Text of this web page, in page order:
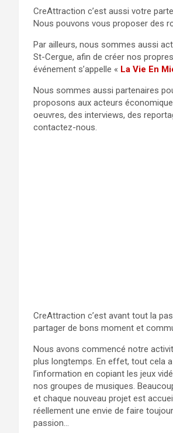
CreAttraction c’est aussi votre
Nous pouvons vous proposer des
Par ailleurs, nous sommes aussi
St-Cergue, afin de créer nos
événement s’appelle « La Vie En
Nous sommes aussi partenaires
proposons aux acteurs
oeuvres, des interviews, des
contactez-nous.
CreAttraction c’est avant tout la
partager de bons moment et
Nous avons commencé notre
plus longtemps. En effet, tout cela
l’information en copiant les jeux
nos groupes de musiques.
et chaque nouveau projet est
réellement une envie de faire
passion…